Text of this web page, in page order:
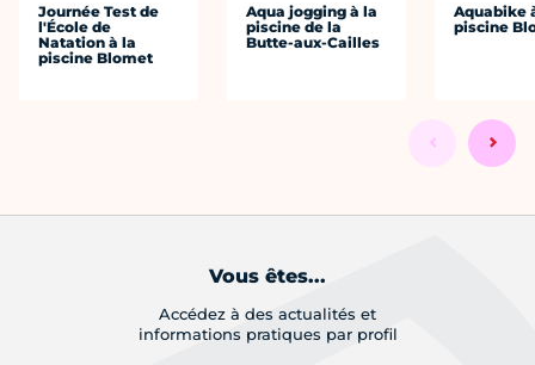
Journée Test de
l'École de
Natation à la
piscine Blomet
Aqua jogging à la
piscine de la
Butte-aux-Cailles
Aquabike
piscine
Vous êtes...
Accédez à des actualités et
informations pratiques par profil